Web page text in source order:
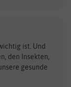
ist. Und
den Insekten,
gesunde